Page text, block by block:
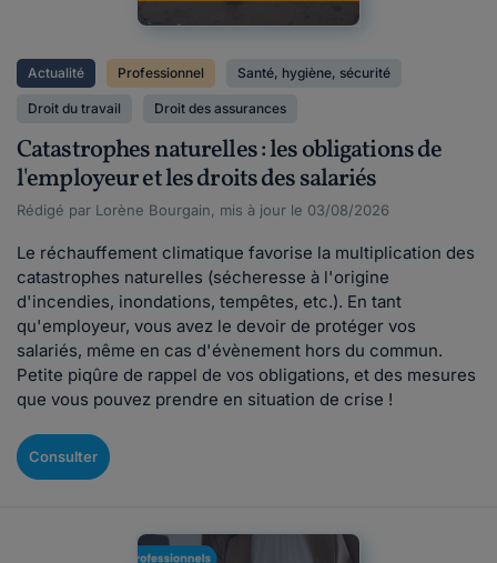
Actualité Professionnel Santé, hygiène, sécurité
Droit du travail Droit des assurances
Catastrophes naturelles : les obligations de
l'employeur et les droits des salariés
Rédigé par Lorène Bourgain, mis à jour le 03/08/2026
Le réchauffement climatique favorise la multiplication des
catastrophes naturelles (sécheresse à l'origine
d'incendies, inondations, tempêtes, etc.). En tant
qu'employeur, vous avez le devoir de protéger vos
salariés, même en cas d'évènement hors du commun.
Petite piqûre de rappel de vos obligations, et des mesures
que vous pouvez prendre en situation de crise !
Consulter